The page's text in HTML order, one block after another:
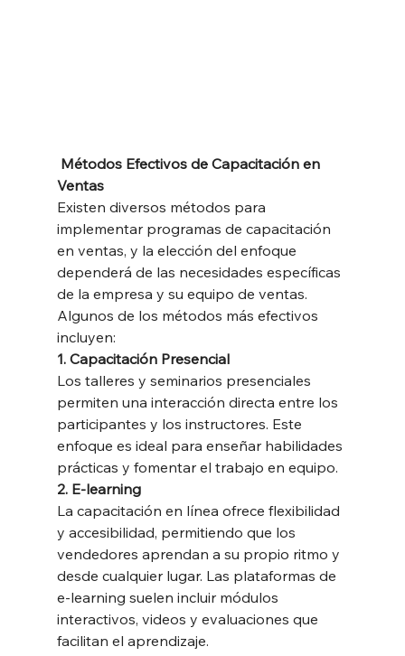
Métodos Efectivos de Capacitación en
Ventas
Existen diversos métodos para
implementar programas de capacitación
en ventas, y la elección del enfoque
dependerá de las necesidades específicas
de la empresa y su equipo de ventas.
Algunos de los métodos más efectivos
incluyen:
1. Capacitación Presencial
Los talleres y seminarios presenciales
permiten una interacción directa entre los
participantes y los instructores. Este
enfoque es ideal para enseñar habilidades
prácticas y fomentar el trabajo en equipo.
2. E-learning
La capacitación en línea ofrece flexibilidad
y accesibilidad, permitiendo que los
vendedores aprendan a su propio ritmo y
desde cualquier lugar. Las plataformas de
e-learning suelen incluir módulos
interactivos, videos y evaluaciones que
facilitan el aprendizaje.